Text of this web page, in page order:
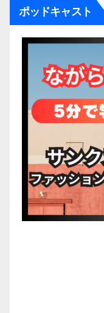
ポッドキャスト